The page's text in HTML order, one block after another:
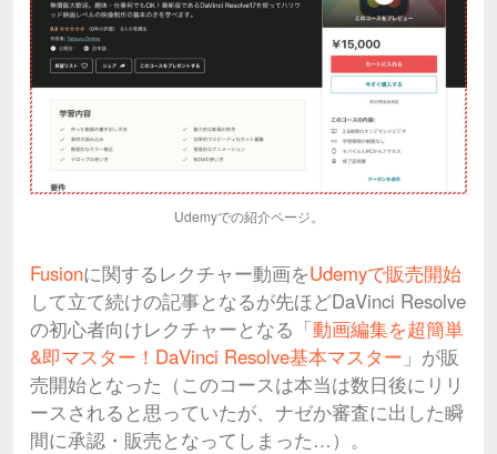
Udemyでの紹介ページ。
Fusionに関するレクチャー動画をUdemyで販売開始
して立て続けの記事となるが先ほどDaVinci Resolve
の初心者向けレクチャーとなる「動画編集を超簡単
&即マスター！DaVinci Resolve基本マスター 」が販
売開始となった（このコースは本当は数日後にリリ
ースされると思っていたが、ナゼか審査に出した瞬
間に承認・販売となってしまった…）。